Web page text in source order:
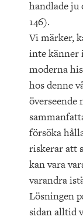
handlade ju
146).
Vi märker,
inte känner
moderna
hos denne
överseende
försöka
riskerar att
kan vara
varandra
Lösningen
sidan alltid